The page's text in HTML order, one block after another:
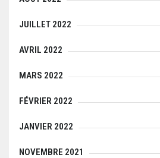
JUILLET 2022
AVRIL 2022
MARS 2022
FÉVRIER 2022
JANVIER 2022
NOVEMBRE 2021